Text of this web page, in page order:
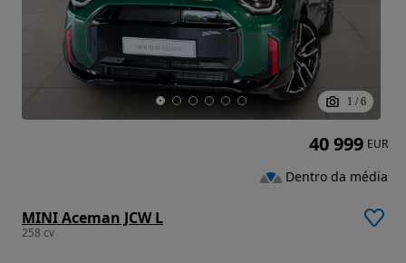
1 / 6
MINI Aceman JCW L
258 cv
40 999 EUR
Dentro da média